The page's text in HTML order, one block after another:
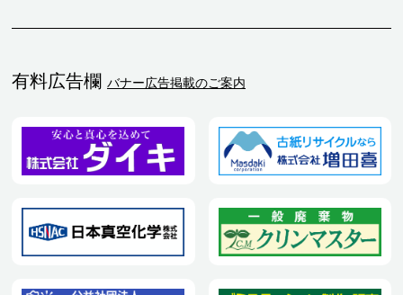
有料広告欄 バナー広告掲載のご案内